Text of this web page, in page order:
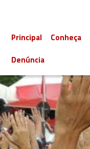
Principal Conheça
Denúncia